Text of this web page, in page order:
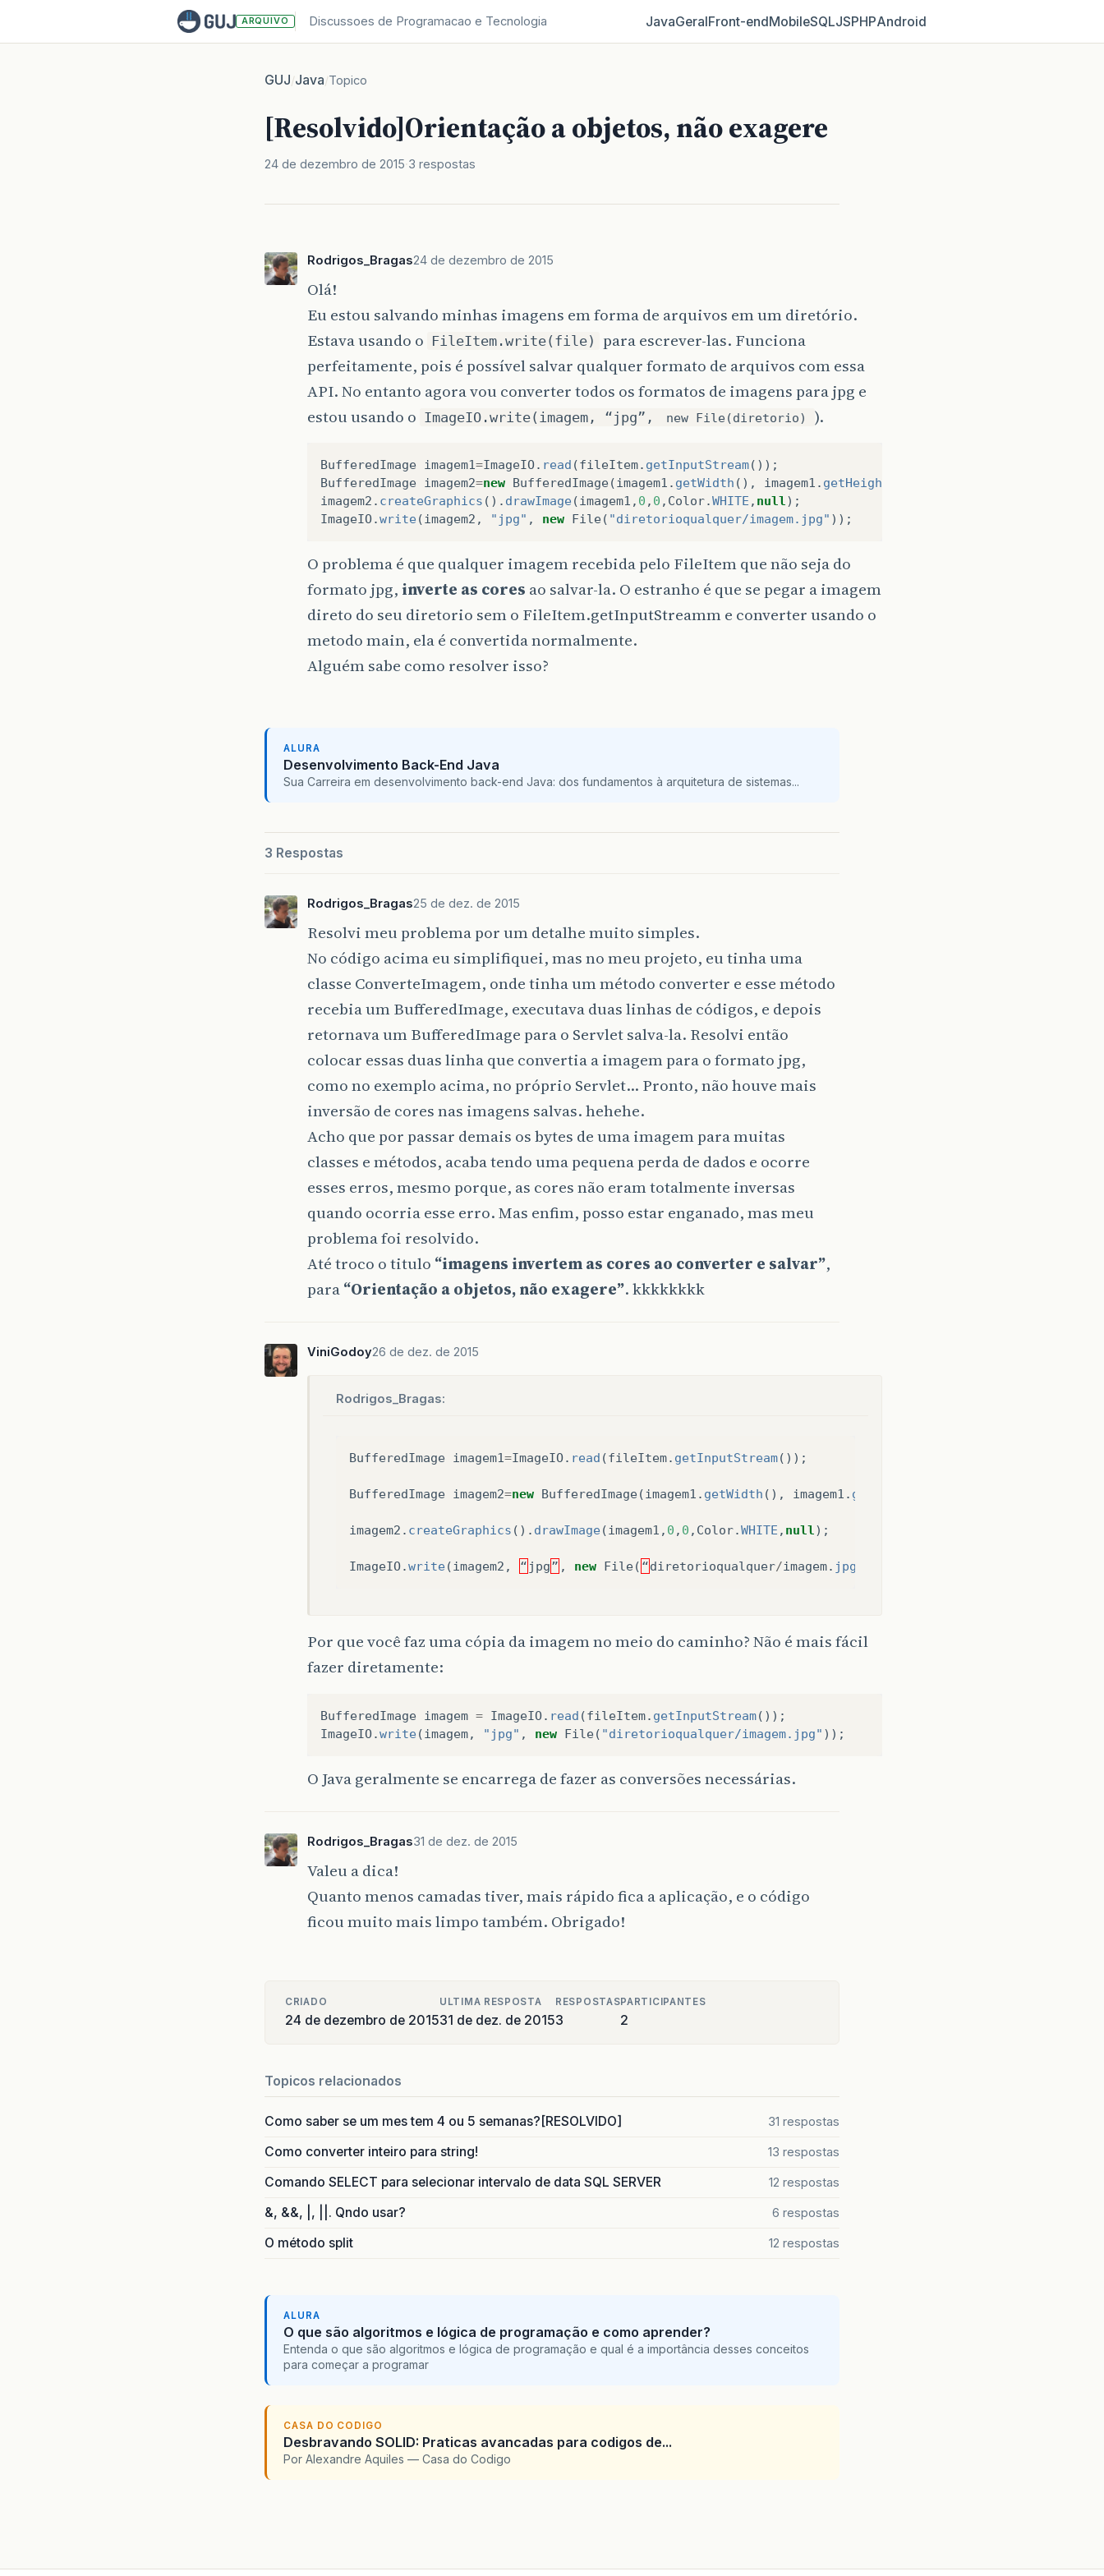
ARQUIVO Discussoes de Programacao e Tecnologia JavaGeralFront‑endMobileSQLJSPHPAndroid
GUJ/Java/Topico
[Resolvido]Orientação a objetos, não exagere
24 de dezembro de 2015 3 respostas
Rodrigos_Bragas24 de dezembro de 2015
Olá!
Eu estou salvando minhas imagens em forma de arquivos em um diretório.
Estava usando o FileItem.write(file)
para escrever-las. Funciona
perfeitamente, pois é possível salvar qualquer formato de arquivos com essa
API. No entanto agora vou converter todos os formatos de imagens para jpg e
estou usando o ImageIO.write(imagem, “jpg”, new File(diretorio) ).
BufferedImage imagem1=ImageIO. read (fileItem. getInputStream());
BufferedImage imagem2=new BufferedImage(imagem1 . getWidth (), imagem1 . getHeight
imagem2 . createGraphics (). drawImage(imagem1 , 0 , 0 , Color.WHITE , null );
ImageIO.write(imagem2 , "jpg" , new File( "diretorioqualquer/imagem.jpg" ));
O problema é que qualquer imagem recebida pelo FileItem que não seja do
formato jpg, inverte as cores ao salvar-la. O estranho é que se pegar a imagem
direto do seu diretorio sem o FileItem.getInputStreamm e converter usando o
metodo main, ela é convertida normalmente.
Alguém sabe como resolver isso?
ALURA
Desenvolvimento Back-End Java
Sua Carreira em desenvolvimento back-end Java: dos fundamentos à arquitetura de sistemas...
3 Respostas
Rodrigos_Bragas25 de dez. de 2015
Resolvi meu problema por um detalhe muito simples.
No código acima eu simplifiquei, mas no meu projeto, eu tinha uma
classe ConverteImagem, onde tinha um método converter e esse método
recebia um BufferedImage, executava duas linhas de códigos, e depois
retornava um BufferedImage para o Servlet salva-la. Resolvi então
colocar essas duas linha que convertia a imagem para o formato jpg,
como no exemplo acima, no próprio Servlet… Pronto, não houve mais
inversão de cores nas imagens salvas. hehehe.
Acho que por passar demais os bytes de uma imagem para muitas
classes e métodos, acaba tendo uma pequena perda de dados e ocorre
esses erros, mesmo porque, as cores não eram totalmente inversas
quando ocorria esse erro. Mas enfim, posso estar enganado, mas meu
problema foi resolvido.
Até troco o titulo “imagens invertem as cores ao converter e salvar”,
para“Orientação a objetos, não exagere”. kkkkkkkk
ViniGodoy26 de dez. de 2015
Rodrigos_Bragas:
BufferedImage imagem1=ImageIO. read (fileItem. getInputStream());
BufferedImage imagem2=new BufferedImage(imagem1 . getWidth (), imagem1 . getHeight
imagem2 . createGraphics (). drawImage(imagem1 , 0 , 0 , Color.WHITE , null );
ImageIO.write(imagem2 , “ jpg” , new File( “diretorioqualquer/imagem. jpg
Por que você faz uma cópia da imagem no meio do caminho? Não é mais fácil
fazer diretamente:
BufferedImage imagem = ImageIO. read (fileItem. getInputStream());
ImageIO.write(imagem, "jpg" , new File( "diretorioqualquer/imagem.jpg" ));
O Java geralmente se encarrega de fazer as conversões necessárias.
Rodrigos_Bragas31 de dez. de 2015
Valeu a dica!
Quanto menos camadas tiver, mais rápido fica a aplicação, e o código
ficou muito mais limpo também. Obrigado!
CRIADO
24 de dezembro de 2015
ULTIMA RESPOSTA
31 de dez. de 2015
RESPOSTAS
3
PARTICIPANTES
2
Topicos relacionados
Como saber se um mes tem 4 ou 5 semanas?[RESOLVIDO] 31 respostas
Como converter inteiro para string! 13 respostas
Comando SELECT para selecionar intervalo de data SQL SERVER 12 respostas
&, &&, |, ||. Qndo usar? 6 respostas
O método split 12 respostas
ALURA
O que são algoritmos e lógica de programação e como aprender?
Entenda o que são algoritmos e lógica de programação e qual é a importância desses conceitos
para começar a programar
CASA DO CODIGO
Desbravando SOLID: Praticas avancadas para codigos de...
Por Alexandre Aquiles — Casa do Codigo